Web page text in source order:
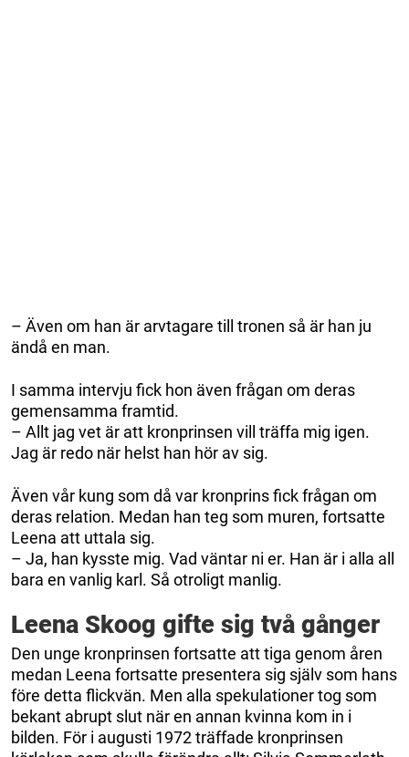
– Även om han är arvtagare till tronen så är han ju
ändå en man.
I samma intervju fick hon även frågan om deras
gemensamma framtid.
– Allt jag vet är att kronprinsen vill träffa mig igen.
Jag är redo när helst han hör av sig.
Även vår kung som då var kronprins fick frågan om
deras relation. Medan han teg som muren, fortsatte
Leena att uttala sig.
– Ja, han kysste mig. Vad väntar ni er. Han är i alla all
bara en vanlig karl. Så otroligt manlig.
Leena Skoog gifte sig två gånger
Den unge kronprinsen fortsatte att tiga genom åren
medan Leena fortsatte presentera sig själv som hans
före detta flickvän. Men alla spekulationer tog som
bekant abrupt slut när en annan kvinna kom in i
bilden. För i augusti 1972 träffade kronprinsen